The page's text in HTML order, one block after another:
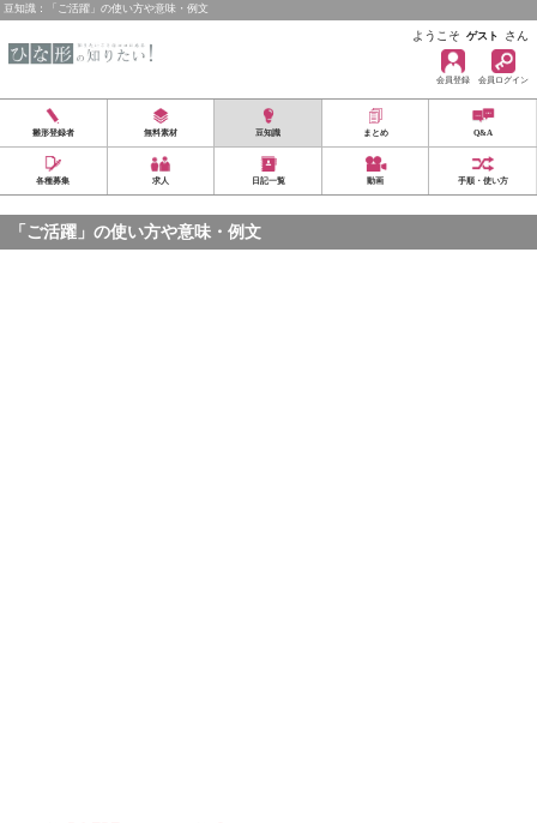
豆知識：「ご活躍」の使い方や意味・例文
ようこそ ゲスト さん
会員登録 会員ログイン
雛形登録者 無料素材 豆知識 まとめ Q&A
各種募集 求人 日記一覧 動画 手順・使い方
「ご活躍」の使い方や意味・例文